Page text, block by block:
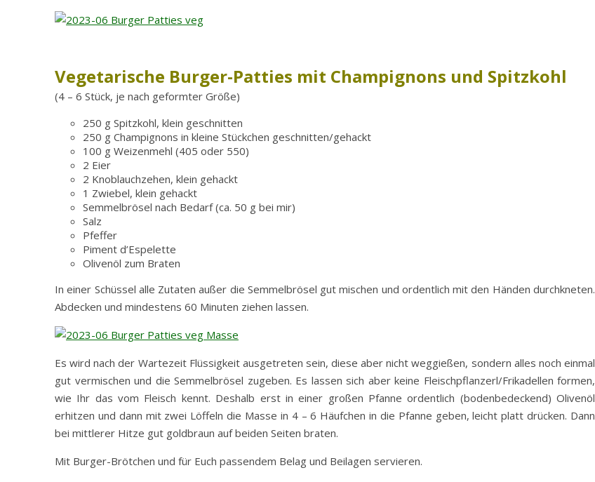
Vegetarische Burger-Patties mit Champignons und Spitzkohl
(4 – 6 Stück, je nach geformter Größe)
250 g Spitzkohl, klein geschnitten
250 g Champignons in kleine Stückchen geschnitten/gehackt
100 g Weizenmehl (405 oder 550)
2 Eier
2 Knoblauchzehen, klein gehackt
1 Zwiebel, klein gehackt
Semmelbrösel nach Bedarf (ca. 50 g bei mir)
Salz
Pfeffer
Piment d’Espelette
Olivenöl zum Braten
In einer Schüssel alle Zutaten außer die Semmelbrösel gut mischen und ordentlich mit den Händen durchkneten.
Abdecken und mindestens 60 Minuten ziehen lassen.
Es wird nach der Wartezeit Flüssigkeit ausgetreten sein, diese aber nicht weggießen, sondern alles noch einmal
gut vermischen und die Semmelbrösel zugeben. Es lassen sich aber keine Fleischpflanzerl/Frikadellen formen,
wie Ihr das vom Fleisch kennt. Deshalb erst in einer großen Pfanne ordentlich (bodenbedeckend) Olivenöl
erhitzen und dann mit zwei Löffeln die Masse in 4 – 6 Häufchen in die Pfanne geben, leicht platt drücken. Dann
bei mittlerer Hitze gut goldbraun auf beiden Seiten braten.
Mit Burger-Brötchen und für Euch passendem Belag und Beilagen servieren.